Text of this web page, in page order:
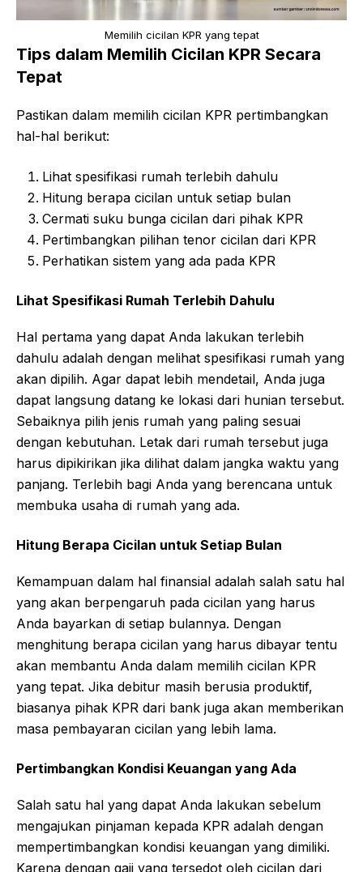
Memilih cicilan KPR yang tepat
Tips dalam Memilih Cicilan KPR Secara
Tepat
Pastikan dalam memilih cicilan KPR pertimbangkan
hal-hal berikut:
Lihat spesifikasi rumah terlebih dahulu
Hitung berapa cicilan untuk setiap bulan
Cermati suku bunga cicilan dari pihak KPR
Pertimbangkan pilihan tenor cicilan dari KPR
Perhatikan sistem yang ada pada KPR
Lihat Spesifikasi Rumah Terlebih Dahulu
Hal pertama yang dapat Anda lakukan terlebih
dahulu adalah dengan melihat spesifikasi rumah yang
akan dipilih. Agar dapat lebih mendetail, Anda juga
dapat langsung datang ke lokasi dari hunian tersebut.
Sebaiknya pilih jenis rumah yang paling sesuai
dengan kebutuhan. Letak dari rumah tersebut juga
harus dipikirikan jika dilihat dalam jangka waktu yang
panjang. Terlebih bagi Anda yang berencana untuk
membuka usaha di rumah yang ada.
Hitung Berapa Cicilan untuk Setiap Bulan
Kemampuan dalam hal finansial adalah salah satu hal
yang akan berpengaruh pada cicilan yang harus
Anda bayarkan di setiap bulannya. Dengan
menghitung berapa cicilan yang harus dibayar tentu
akan membantu Anda dalam memilih cicilan KPR
yang tepat. Jika debitur masih berusia produktif,
biasanya pihak KPR dari bank juga akan memberikan
masa pembayaran cicilan yang lebih lama.
Pertimbangkan Kondisi Keuangan yang Ada
Salah satu hal yang dapat Anda lakukan sebelum
mengajukan pinjaman kepada KPR adalah dengan
mempertimbangkan kondisi keuangan yang dimiliki.
Karena dengan gaji yang tersedot oleh cicilan dari